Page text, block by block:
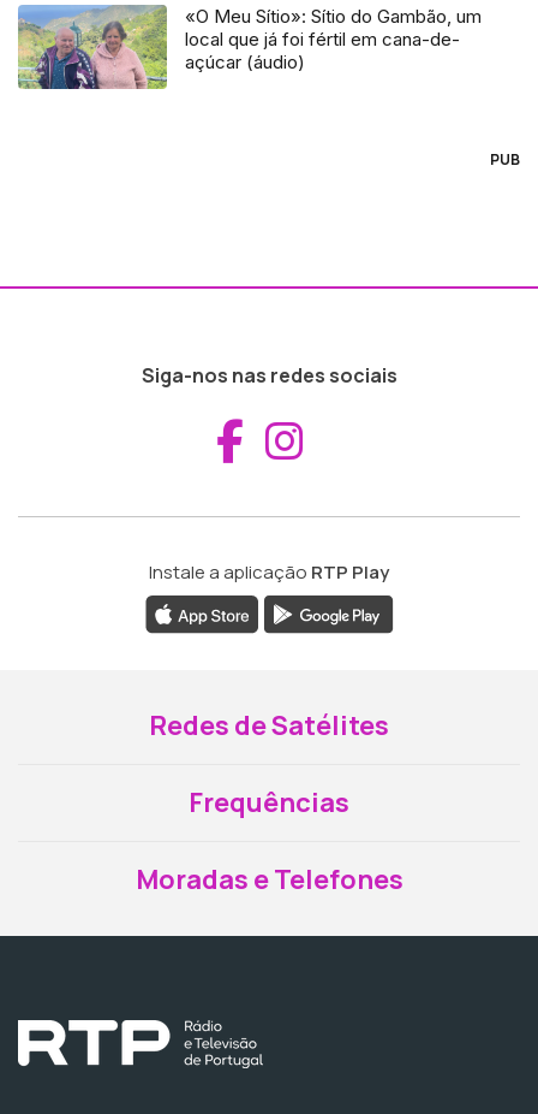
«O Meu Sítio»: Sítio do Gambão, um
local que já foi fértil em cana-de-
açúcar (áudio)
PUB
Siga-nos nas redes sociais
Aceder ao
Instale a aplicação RTP Play
Redes de Satélites
Frequências
Moradas e Telefones